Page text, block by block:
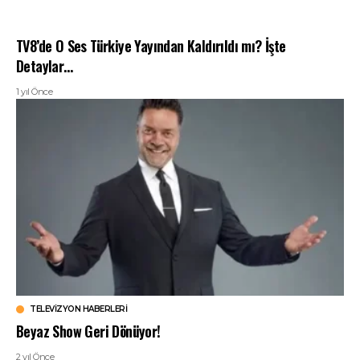
TV8’de O Ses Türkiye Yayından Kaldırıldı mı? İşte
Detaylar…
1 yıl Önce
TELEVIZYON HABERLERI
Beyaz Show Geri Dönüyor!
2 yıl Önce